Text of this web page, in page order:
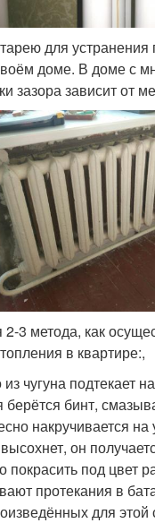
для
доме. В доме с
зазора зависит от
2-3 метода, как
в квартире:,
из чугуна подтекает
берётся бинт,
накручивается на
он
покрасить под цвет
протекания в
для этой